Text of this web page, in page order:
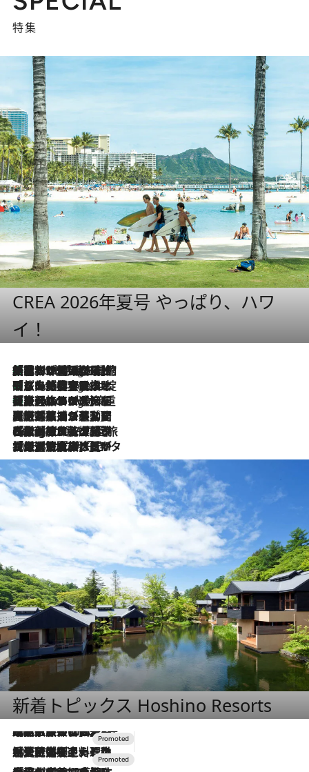
特集
CREA 2026年夏号 やっぱり、ハワ
イ！
5 Hours Ago
「荷物が増えるほど旅ストレスは増す」美容ジャーナリストがたどり着いた最終結論。“化粧品を劇的に減らす”感動の凝縮美容とは
5 Hours Ago
「旅先には金髪ウィッグを持参」日本と同じメイクでは損してる!? 美容ジャーナリストが提案する“掟破りの旅美容”とは
5 Hours Ago
【厳選旅コスメ】「身軽さ＆UV対策重視！」ヘアアーティストshucoが選んだ夏旅ベストコスメを発表【Mサイズジップ】
2026.8.5
【厳選旅コスメ】国内をあちこち移動する河井菜摘が選んだ夏旅ベストコスメ発表！「リラックスアイテムはマスト」【Mサイズジップ】
2026.8.4
【厳選旅コスメ】「紫外線＆乾燥対策しながらメイク感も！」ヘア＆メイクGeorgeが選んだ夏旅ベストコスメを発表！【Mサイズジップ】
2026.8.3
【厳選旅コスメ】「保湿もタイパ重視！」“サウナ好き”タレント清水みさとが愛用する夏旅ベストコスメを発表！【Mサイズジップ】
新着トピックス Hoshino Resorts
2026.7.31
【ホテル帰省】という選択肢をOMOが提案。家族とほどよい距離を保つには「昼は実家、夜は気兼ねなくホテルで！」
2026.7.24
【夏限定ディナーコース】旬を迎える稚鮎や花ズッキーニなどをイタリア・トスカーナの郷土料理の手法で満喫！